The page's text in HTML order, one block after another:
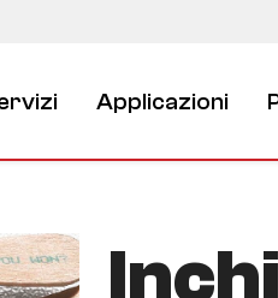
Applicazioni